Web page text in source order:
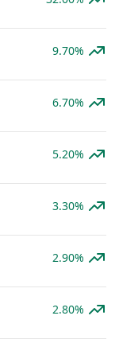
9.70%
6.70%
5.20%
3.30%
2.90%
2.80%